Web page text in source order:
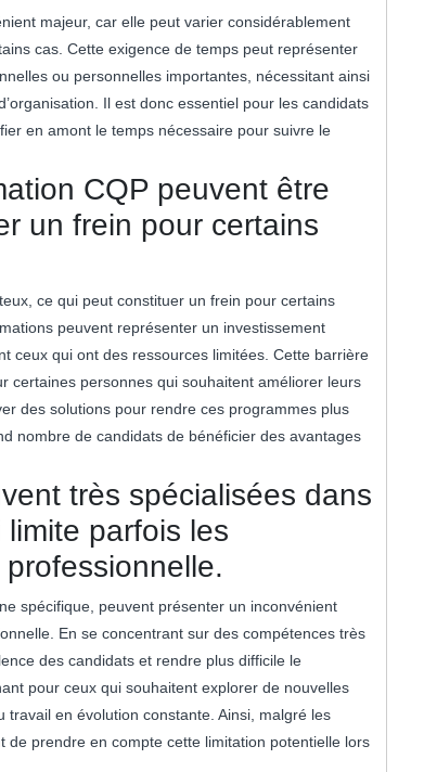
majeur, car elle peut varier considérablement
cas. Cette exigence de temps peut représenter
ou personnelles importantes, nécessitant ainsi
Il est donc essentiel pour les candidats
en amont le temps nécessaire pour suivre le
CQP peuvent être
un frein pour certains
ce qui peut constituer un frein pour certains
peuvent représenter un investissement
ceux qui ont des ressources limitées. Cette barrière
certaines personnes qui souhaitent améliorer leurs
des solutions pour rendre ces programmes plus
nombre de candidats de bénéficier des avantages
très spécialisées dans
parfois les
spécifique, peuvent présenter un inconvénient
En se concentrant sur des compétences très
des candidats et rendre plus difficile le
pour ceux qui souhaitent explorer de nouvelles
en évolution constante. Ainsi, malgré les
de prendre en compte cette limitation potentielle lors